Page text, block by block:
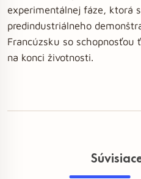
experimentálnej fáze, ktorá
predindustriálneho
Francúzsku so
na konci životnosti.